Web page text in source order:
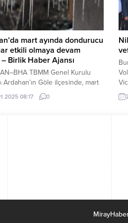
Kurulu Üyesi Kadir Kökçü,
mart ayında dondurucu
etkili olmaya devam
Birlik Haber Ajansı
TBMM Genel Kurulu
Ardahan’ın Göle ilçesinde, mart
dondurucu soğuklar
Gece saatlerinde
14 dereceye kadar düşerken,
ise en düşük sıcaklık eksi
olarak kaydedildi. Soğuk
bölgede sis ve buzlanma
geldi. Ardahan il merkezi...
2025 08:17 0